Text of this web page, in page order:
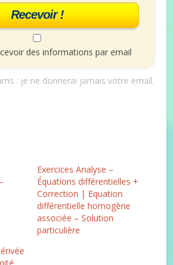
Recevoir !
des informations par email
: je ne donnerai jamais votre email.
Exercices Analyse –
Équations différentielles +
Correction | Equation
différentielle homogène
associée – Solution
particulière